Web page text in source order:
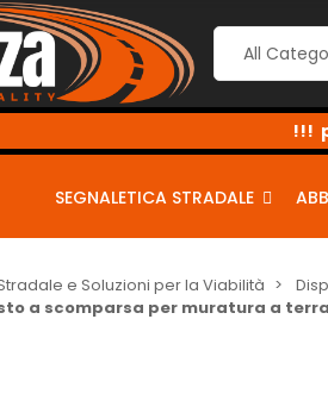
2% al 10% <-
SEGNALETICA STRADALE
e Soluzioni per la Viabilità
a scomparsa per muratura a